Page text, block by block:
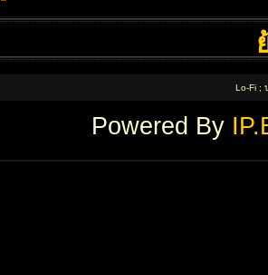
Lo-Fi ;
Powered By